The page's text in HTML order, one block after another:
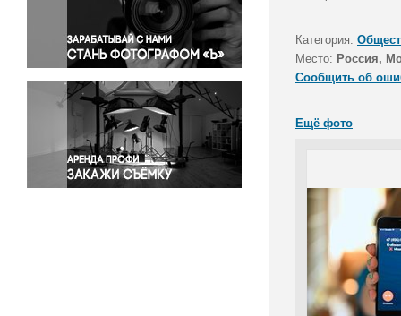
Правосудие
Происшествия и конфликты
Религия
Светская жизнь
Спорт
Экология
Экономика и бизнес
Категория:
Место: Россия,
Сообщить об
Ещё фото